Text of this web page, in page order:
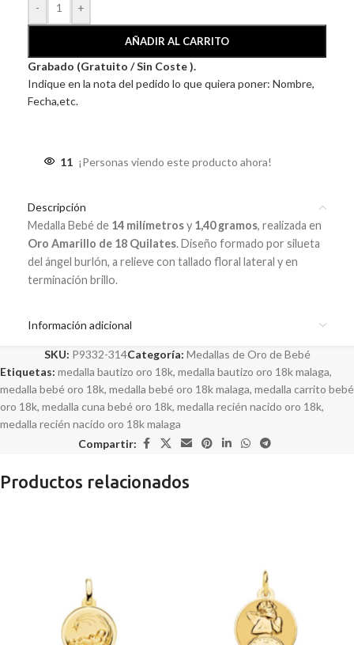
-
+
AÑADIR AL CARRITO
Grabado (Gratuito / Sin Coste ).
Indique en la nota del pedido lo que quiera poner: Nombre,
Fecha,etc.
11 ¡Personas viendo este producto ahora!
Descripción
Medalla Bebé de 14 milímetrosy 1,40 gramos, realizada en
Oro Amarillo de 18 Quilates. Diseño formado por silueta
del ángel burlón, a relieve con tallado floral lateral y en
terminación brillo.
Información adicional
SKU: P9332-314Categoría: Medallas de Oro de Bebé
Etiquetas: medalla bautizo oro 18k, medalla bautizo oro 18k malaga,
medalla bebé oro 18k, medalla bebé oro 18k malaga, medalla carrito bebé
oro 18k, medalla cuna bebé oro 18k, medalla recién nacido oro 18k,
medalla recién nacido oro 18k malaga
Compartir:
Productos relacionados